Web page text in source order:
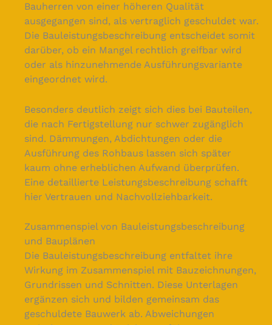
Bauherren von einer höheren Qualität
ausgegangen sind, als vertraglich geschuldet war.
Die Bauleistungsbeschreibung entscheidet somit
darüber, ob ein Mangel rechtlich greifbar wird
oder als hinzunehmende Ausführungsvariante
eingeordnet wird.
Besonders deutlich zeigt sich dies bei Bauteilen,
die nach Fertigstellung nur schwer zugänglich
sind. Dämmungen, Abdichtungen oder die
Ausführung des Rohbaus lassen sich später
kaum ohne erheblichen Aufwand überprüfen.
Eine detaillierte Leistungsbeschreibung schafft
hier Vertrauen und Nachvollziehbarkeit.
Zusammenspiel von Bauleistungsbeschreibung
und Bauplänen
Die Bauleistungsbeschreibung entfaltet ihre
Wirkung im Zusammenspiel mit Bauzeichnungen,
Grundrissen und Schnitten. Diese Unterlagen
ergänzen sich und bilden gemeinsam das
geschuldete Bauwerk ab. Abweichungen